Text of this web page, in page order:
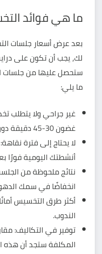
ما هي فوائد
بعد عرض أسعار جلسات
لك، يجب أن تكون على
ستحصل عليها من جلسات
ما يلي:
غير جراحي ولا يتطلب
غضون 30-45 دقيقة دون ألم.
لا يحتاج إلى فترة
أنشطتك اليومية فورًا
نتائج ملحوظة من
انخفاضًا في سمك
أكثر طرق التخسيس
الندوب.
توفير في التكاليف:
المكلفة ستجد أن هذه